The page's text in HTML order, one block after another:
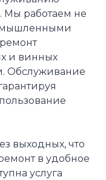
Мы работаем не
и винных
Обслуживание
выходных, что
в удобное
услуга